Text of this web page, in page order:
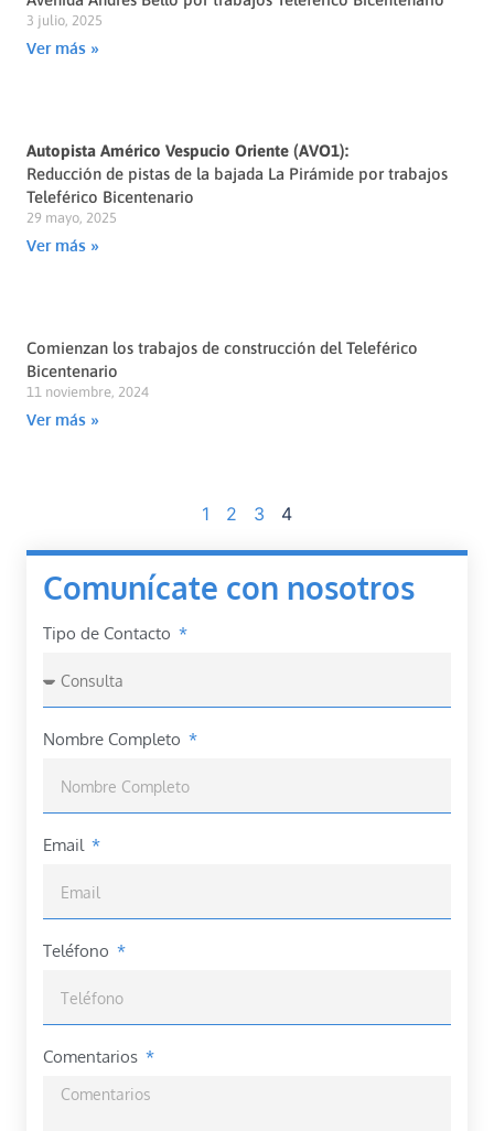
3 julio, 2025
Ver más »
Autopista Américo Vespucio Oriente (AVO1):
Reducción de pistas de la bajada La Pirámide por trabajos
Teleférico Bicentenario
29 mayo, 2025
Ver más »
Comienzan los trabajos de construcción del Teleférico
Bicentenario
11 noviembre, 2024
Ver más »
1 2 3 4
Comunícate con nosotros
Tipo de Contacto
Nombre Completo
Email
Teléfono
Comentarios